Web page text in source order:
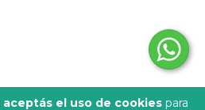
aceptás el uso de cookiespara
INGRESÁ